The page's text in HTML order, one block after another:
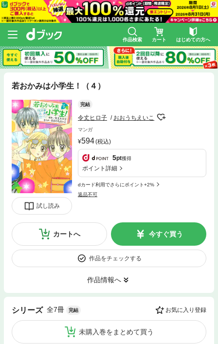
作品検索 カート はじめての方へ
若おかみは小学生！（４）
試し読み
完結
令丈ヒロ子 おおうちえいこ
マンガ
594(税込)
5pt獲得
ポイント詳細
dカード利用でさらにポイント+2%
返品不可
カートへ 今すぐ買う
作品をチェックする
作品情報へ
シリーズ 全7冊 完結 お気に入り登録
未購入巻をまとめて買う